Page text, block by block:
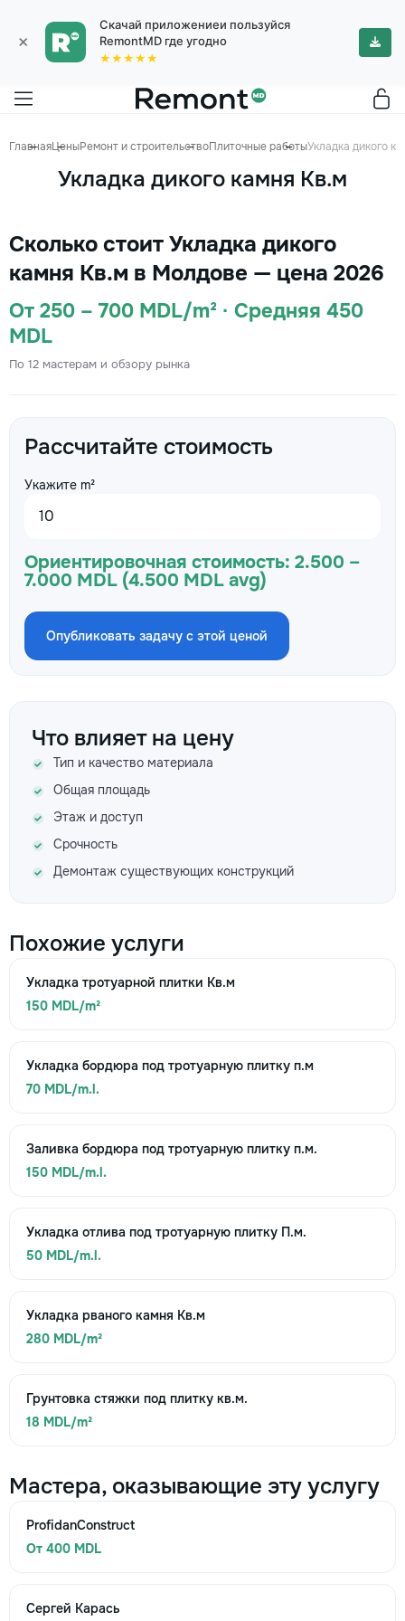
×
Скачай приложениеи пользуйся
RemontMD где угодно
★★★★★
ГлавнаяЦеныРемонт и строительствоПлиточные работыУкладка дикого
Укладка дикого камня Кв.м
Сколько стоит Укладка дикого
камня Кв.м в Молдове — цена 2026
От 250 – 700 MDL/m² · Средняя 450
MDL
По 12 мастерам и обзору рынка
Рассчитайте стоимость
Укажите m²
Ориентировочная стоимость: 2.500 –
7.000 MDL (4.500 MDL avg)
Опубликовать задачу с этой ценой
Что влияет на цену
Тип и качество материала
Общая площадь
Этаж и доступ
Срочность
Демонтаж существующих конструкций
Похожие услуги
Укладка тротуарной плитки Кв.м
150 MDL/m²
Укладка бордюра под тротуарную плитку п.м
70 MDL/m.l.
Заливка бордюра под тротуарную плитку п.м.
150 MDL/m.l.
Укладка отлива под тротуарную плитку П.м.
50 MDL/m.l.
Укладка рваного камня Кв.м
280 MDL/m²
Грунтовка стяжки под плитку кв.м.
18 MDL/m²
Мастера, оказывающие эту услугу
ProfidanConstruct
От 400 MDL
Сергей Карась